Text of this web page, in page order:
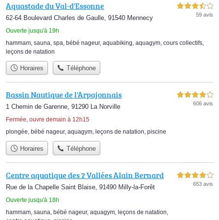
Aquastade du Val-d'Essonne
62-64 Boulevard Charles de Gaulle, 91540 Mennecy
Ouverte jusqu'à 19h
3,5 étoiles sur 5
59 avis
hammam, sauna, spa, bébé nageur, aquabiking, aquagym, cours collectifs,
leçons de natation
Horaires Téléphone
Bassin Nautique de l'Arpajonnais
1 Chemin de Garenne, 91290 La Norville
Fermée, ouvre demain à 12h15
4,0 étoiles sur 5
606 avis
plongée, bébé nageur, aquagym, leçons de natation, piscine
Horaires Téléphone
Centre aquatique des 2 Vallées Alain Bernard
Rue de la Chapelle Saint Blaise, 91490 Milly-la-Forêt
Ouverte jusqu'à 18h
4,0 étoiles sur 5
653 avis
hammam sauna bébé nageur, aquagym leçons de natation